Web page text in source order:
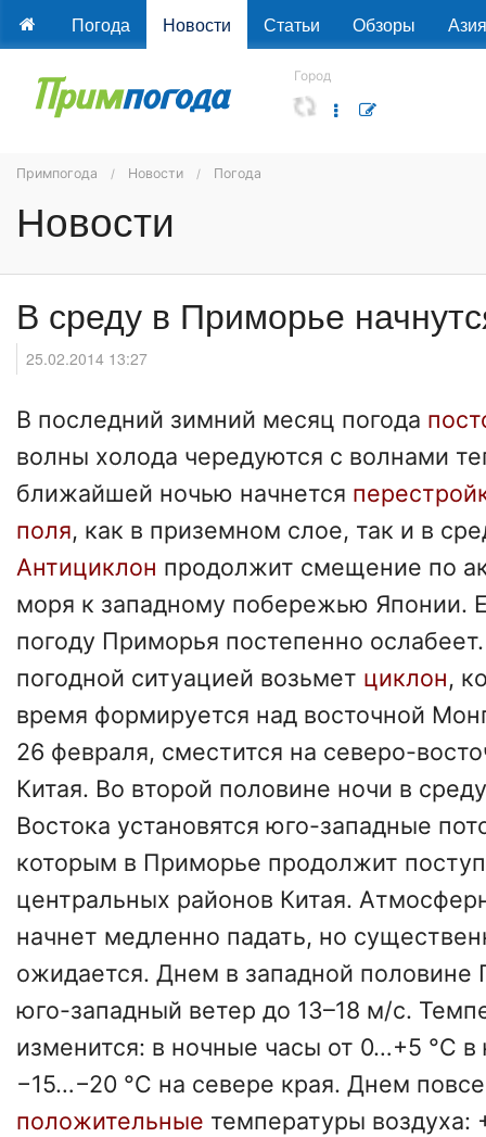
Погода Новости Статьи Обзоры Азия
Город
Примпогода Новости Погода
Новости
В среду в Приморье
25.02.2014 13:27
В последний зимний месяц погода
волны холода чередуются с волнами
ближайшей ночью начнется
поля, как в приземном слое, так и в
Антициклон продолжит смещение по
моря к западному побережью Японии.
погоду Приморья постепенно
погодной ситуацией возьмет циклон,
время формируется над восточной
26 февраля, сместится на северо-
Китая. Во второй половине ночи в
Востока установятся юго-западные
которым в Приморье продолжит
центральных районов Китая.
начнет медленно падать, но
ожидается. Днем в западной половине
юго-западный ветер до 13–18 м/с.
изменится: в ночные часы от 0…+5 °C
−15…−20 °C на севере края. Днем
положительные температуры воздуха: